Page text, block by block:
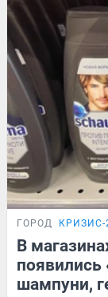
ГОРОД КРИЗИС-
В
появились
шампуни,